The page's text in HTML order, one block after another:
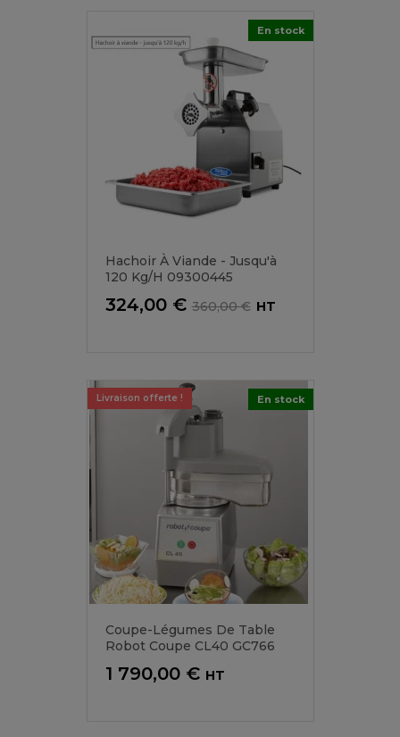
Hachoir À Viande - Jusqu'à
120 Kg/h 09300445
Prix
324,00 €Prix
360,00 € HT
En stock
Coupe-Légumes De Table
Robot Coupe CL40 GC766
Prix
1 790,00 € HT
Livraison offerte ! En stock